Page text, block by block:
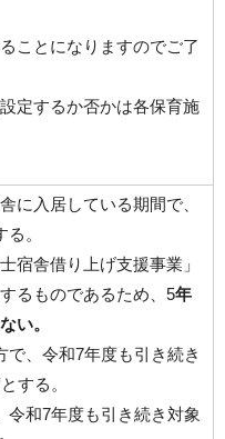
ことになりますのでご了
定するか否かは各保育施
に入居している期間で、
。
宿舎借り上げ支援事業」
るものであるため、5年
い。
で、令和7年度も引き続き
する。
令和7年度も引き続き対象